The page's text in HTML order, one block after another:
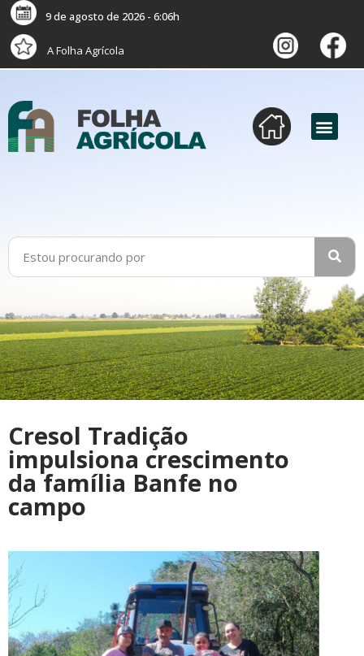
9 de agosto de 2026 - 6:06h
A Folha Agrícola
Cresol Tradição
impulsiona crescimento
da família Banfe no
campo